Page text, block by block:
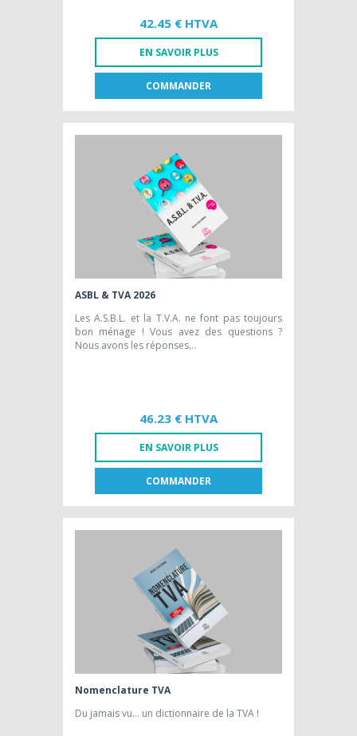
42.45 € HTVA
EN SAVOIR PLUS
COMMANDER
NL
ASBL & TVA 2026
Les A.S.B.L. et la T.V.A. ne font pas toujours
bon ménage ! Vous avez des questions ?
Nous avons les réponses…
46.23 € HTVA
EN SAVOIR PLUS
COMMANDER
NL
Nomenclature TVA
Du jamais vu... un dictionnaire de la TVA !